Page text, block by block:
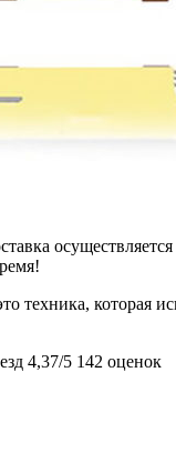
техника, которая
4,37/5 142 оценок